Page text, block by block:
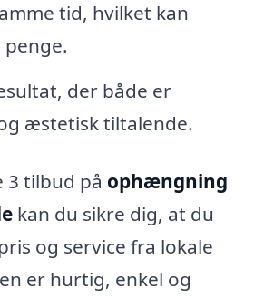
tid, hvilket kan
der både er
æstetisk tiltalende.
3 tilbud på ophængning
kan du sikre dig, at du
og service fra lokale
er hurtig, enkel og